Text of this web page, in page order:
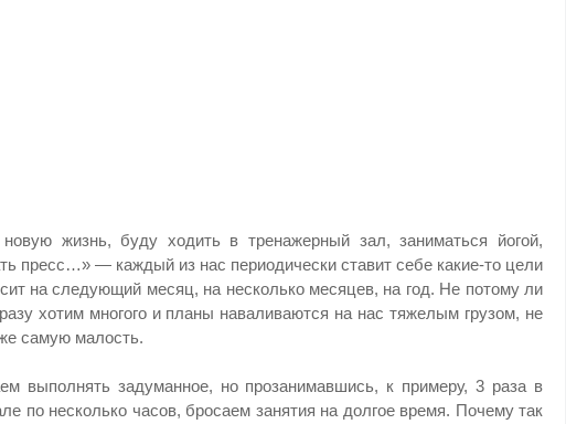
жизнь, буду ходить в тренажерный зал, заниматься йогой,
пресс…» — каждый из нас периодически ставит себе какие-то цели
на следующий месяц, на несколько месяцев, на год. Не потому ли
хотим многого и планы наваливаются на нас тяжелым грузом, не
самую малость.
выполнять задуманное, но прозанимавшись, к примеру, 3 раза в
по несколько часов, бросаем занятия на долгое время. Почему так